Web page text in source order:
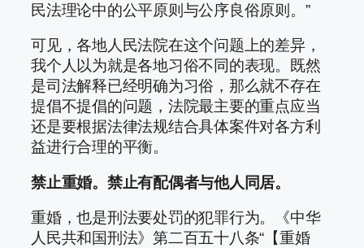
民法理论中的公平原则与公序良俗原则。”
可见，各地人民法院在这个问题上的差异，
我个人以为就是各地习俗不同的表现。既然
是司法解释已经明确为习俗，那么就不存在
提倡不提倡的问题，法院最主要的重点应当
还是要根据法律法规结合具体案件对各方利
益进行合理的平衡。
禁止重婚。禁止有配偶者与他人同居。
重婚，也是刑法要处罚的犯罪行为。《中华
人民共和国刑法》第二百五十八条“【重婚